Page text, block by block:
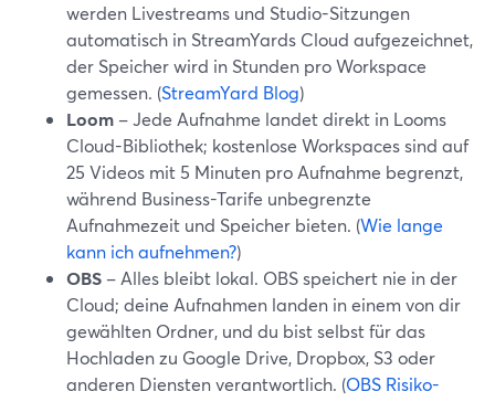
werden Livestreams und Studio-Sitzungen
automatisch in StreamYards Cloud aufgezeichnet,
der Speicher wird in Stunden pro Workspace
gemessen. (StreamYard Blog)
Loom – Jede Aufnahme landet direkt in Looms
Cloud-Bibliothek; kostenlose Workspaces sind auf
25 Videos mit 5 Minuten pro Aufnahme begrenzt,
während Business-Tarife unbegrenzte
Aufnahmezeit und Speicher bieten. (Wie lange
kann ich aufnehmen?)
OBS – Alles bleibt lokal. OBS speichert nie in der
Cloud; deine Aufnahmen landen in einem von dir
gewählten Ordner, und du bist selbst für das
Hochladen zu Google Drive, Dropbox, S3 oder
anderen Diensten verantwortlich. (OBS Risiko-